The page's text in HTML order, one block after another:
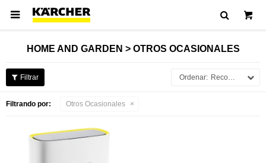

HOME AND GARDEN > OTROS OCASIONALES
Recomendados
Filtrando por: Otros Ocasionales